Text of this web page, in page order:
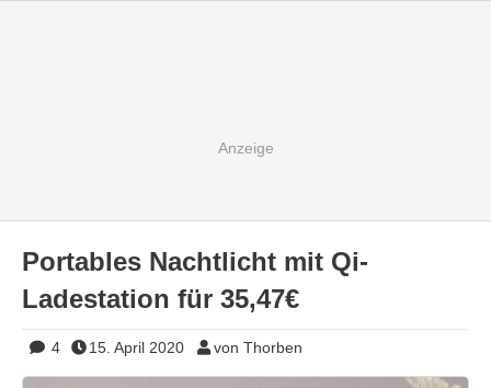
Portables Nachtlicht mit Qi-
Ladestation für 35,47€
4 15. April 2020 von Thorben